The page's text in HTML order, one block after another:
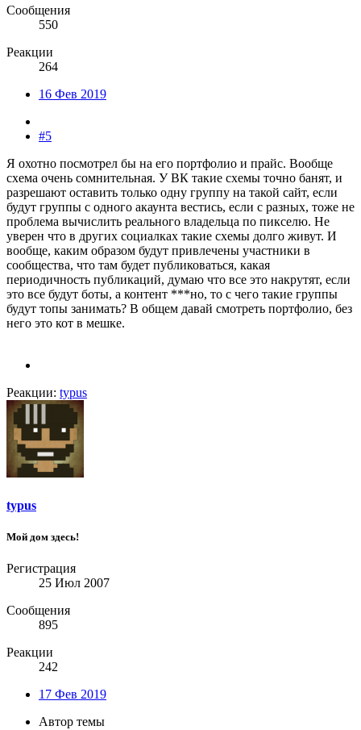
Сообщения
550
Реакции
264
16 Фев 2019
#5
Я охотно посмотрел бы на его портфолио и прайс. Вообще
схема очень сомнительная. У ВК такие схемы точно банят, и
разрешают оставить только одну группу на такой сайт, если
будут группы с одного акаунта вестись, если с разных, тоже не
проблема вычислить реального владельца по пикселю. Не
уверен что в других социалках такие схемы долго живут. И
вообще, каким образом будут привлечены участники в
сообщества, что там будет публиковаться, какая
периодичность публикаций, думаю что все это накрутят, если
это все будут боты, а контент ***но, то с чего такие группы
будут топы занимать? В общем давай смотреть портфолио, без
него это кот в мешке.
Реакции: typus
typus
Мой дом здесь!
Регистрация
25 Июл 2007
Сообщения
895
Реакции
242
17 Фев 2019
Автор темы